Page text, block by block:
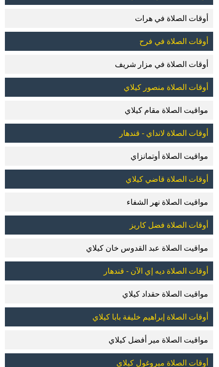
أوقات الصلاة في هرات
أوقات الصلاة في فرح
أوقات الصلاة في مزار شريف
أوقات الصلاة منصور كيلاي
مواقيت الصلاة مقام كيلاي
أوقات الصلاة لانداي - قندهار
مواقيت الصلاة أوتمانزاي
أوقات الصلاة قاضي كيلاي
مواقيت الصلاة نهر الشفاء
أوقات الصلاة فضل كاريز
مواقيت الصلاة عبد القدوس خان كيلاي
أوقات الصلاة ديه إي الآن - قندهار
مواقيت الصلاة حقداد كيلاي
أوقات الصلاة إبراهيم خليفة بابا كيلاي
مواقيت الصلاة مير أفضل كيلاي
أوقات الصلاة ميروغول كيلاي